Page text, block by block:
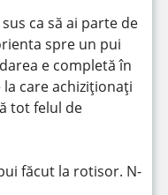
ca să ai parte de
spre un pui
e completă în
care achiziționați
tot felul de
făcut la rotisor. N-